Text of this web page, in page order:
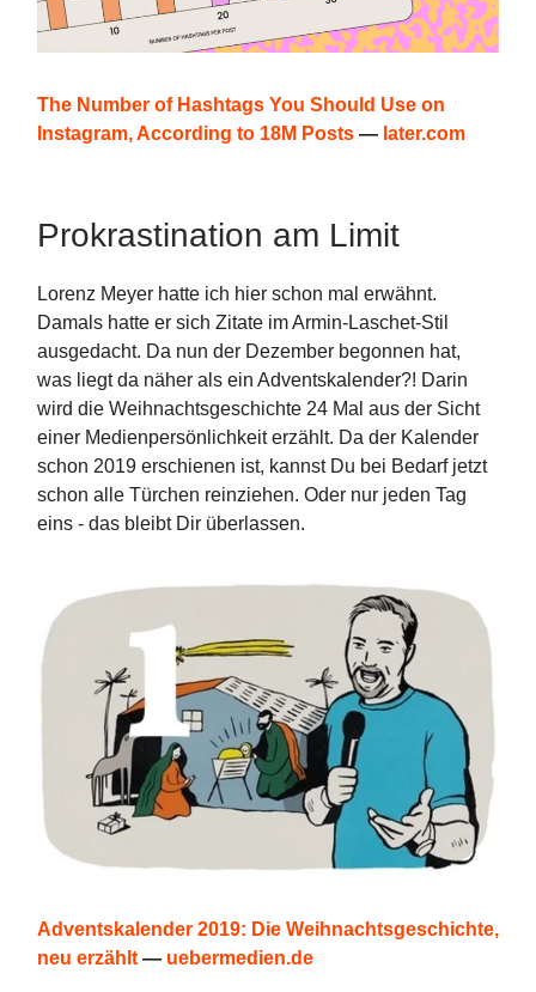
The Number of Hashtags You Should Use on
Instagram, According to 18M Posts — later.com
Prokrastination am Limit
Lorenz Meyer hatte ich hier schon mal erwähnt.
Damals hatte er sich Zitate im Armin-Laschet-Stil
ausgedacht. Da nun der Dezember begonnen hat,
was liegt da näher als ein Adventskalender?! Darin
wird die Weihnachtsgeschichte 24 Mal aus der Sicht
einer Medienpersönlichkeit erzählt. Da der Kalender
schon 2019 erschienen ist, kannst Du bei Bedarf jetzt
schon alle Türchen reinziehen. Oder nur jeden Tag
eins - das bleibt Dir überlassen.
Adventskalender 2019: Die Weihnachtsgeschichte,
neu erzählt — uebermedien.de